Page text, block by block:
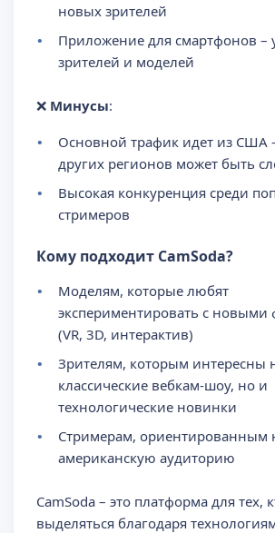
новых зрителей
Приложение для смартфонов –
зрителей и моделей
❌ Минусы:
Основной трафик идет из США
других регионов может быть
Высокая конкуренция среди
стримеров
Кому подходит CamSoda?
Моделям, которые любят
экспериментировать с новыми
(VR, 3D, интерактив)
Зрителям, которым интересны
классические вебкам-шоу, но и
технологические новинки
Стримерам, ориентированным
американскую аудиторию
CamSoda – это платформа для тех,
выделяться благодаря